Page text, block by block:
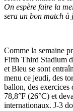
On espère faire la
sera un bon match à
Comme la semaine
Fifth Third Stadium
et Bleu se sont
menu ce jeudi, des
ballon, des exercices
78,8°F (26°C) et
internationaux. J-3